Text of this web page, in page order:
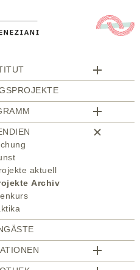
aktuell
Archiv